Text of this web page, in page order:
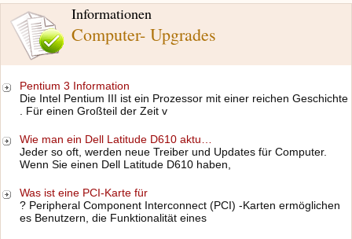
Informationen
Computer- Upgrades
Pentium 3 Information
Die Intel Pentium III ist ein Prozessor mit einer reichen Geschichte
. Für einen Großteil der Zeit v
Wie man ein Dell Latitude D610 aktu…
Jeder so oft, werden neue Treiber und Updates für Computer.
Wenn Sie einen Dell Latitude D610 haben,
Was ist eine PCI-Karte für
? Peripheral Component Interconnect (PCI) -Karten ermöglichen
es Benutzern, die Funktionalität eines